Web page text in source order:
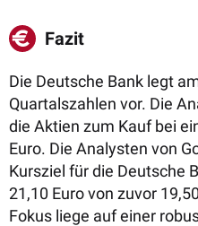
Fazit
Die Deutsche Bank legt
Quartalszahlen vor. Die
die Aktien zum Kauf bei
Euro. Die Analysten von
Kursziel für die Deutsche
21,10 Euro von zuvor
Fokus liege auf einer